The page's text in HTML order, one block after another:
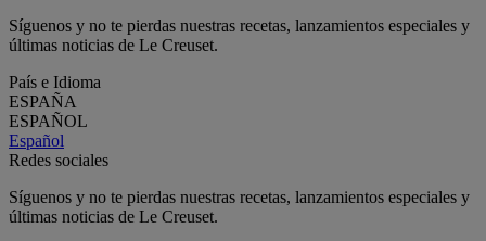
Síguenos y no te pierdas nuestras recetas, lanzamientos especiales y
últimas noticias de Le Creuset.
País e Idioma
ESPAÑA
ESPAÑOL
Español
Redes sociales
Síguenos y no te pierdas nuestras recetas, lanzamientos especiales y
últimas noticias de Le Creuset.